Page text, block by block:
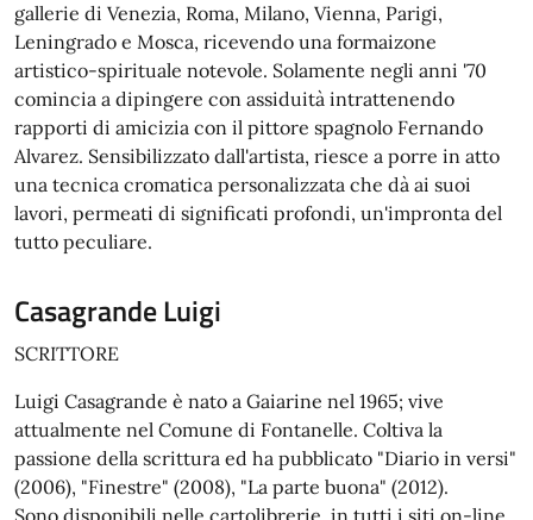
gallerie di Venezia, Roma, Milano, Vienna, Parigi,
Leningrado e Mosca, ricevendo una formaizone
artistico-spirituale notevole. Solamente negli anni '70
comincia a dipingere con assiduità intrattenendo
rapporti di amicizia con il pittore spagnolo Fernando
Alvarez. Sensibilizzato dall'artista, riesce a porre in atto
una tecnica cromatica personalizzata che dà ai suoi
lavori, permeati di significati profondi, un'impronta del
tutto peculiare.
Casagrande Luigi
SCRITTORE
Luigi Casagrande è nato a Gaiarine nel 1965; vive
attualmente nel Comune di Fontanelle. Coltiva la
passione della scrittura ed ha pubblicato "Diario in versi"
(2006), "Finestre" (2008), "La parte buona" (2012).